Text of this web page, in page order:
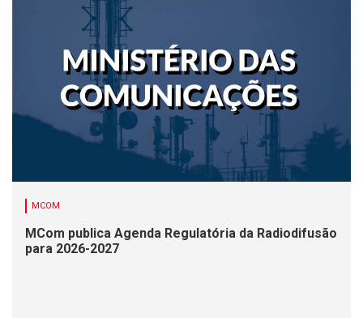
MCOM
MCom publica Agenda Regulatória da Radiodifusão
para 2026-2027